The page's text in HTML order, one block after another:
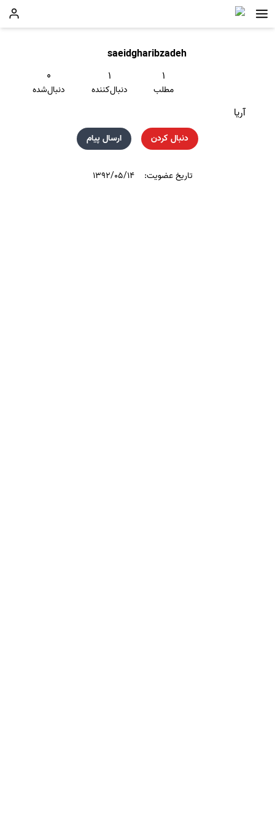
saeidgharibzadeh
۱
مطلب
۱
دنبال‌کننده
۰
دنبال‌شده
آریا
دنبال کردن ارسال پیام
تاریخ عضویت: ۱۳۹۲/۰۵/۱۴